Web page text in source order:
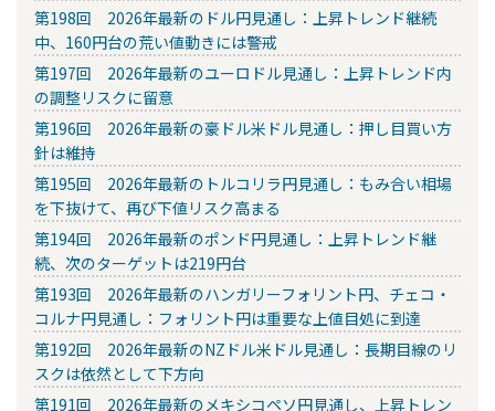
第198回 2026年最新のドル円見通し：上昇トレンド継続
中、160円台の荒い値動きには警戒
第197回 2026年最新のユーロドル見通し：上昇トレンド内
の調整リスクに留意
第196回 2026年最新の豪ドル米ドル見通し：押し目買い方
針は維持
第195回 2026年最新のトルコリラ円見通し：もみ合い相場
を下抜けて、再び下値リスク高まる
第194回 2026年最新のポンド円見通し：上昇トレンド継
続、次のターゲットは219円台
第193回 2026年最新のハンガリーフォリント円、チェコ・
コルナ円見通し：フォリント円は重要な上値目処に到達
第192回 2026年最新のNZドル米ドル見通し：長期目線のリ
スクは依然として下方向
第191回 2026年最新のメキシコペソ円見通し、上昇トレン